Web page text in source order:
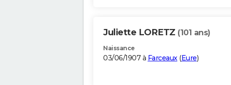
Juliette LORETZ (101 ans)
Naissance
03/06/1907 à Farceaux(Eure)